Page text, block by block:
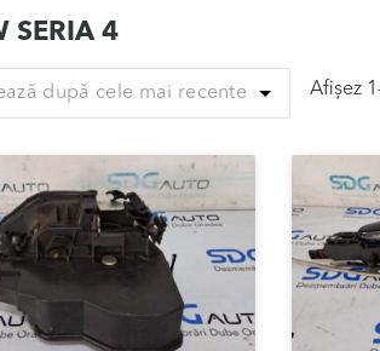
SERIA 4
după cele mai recente Afișez